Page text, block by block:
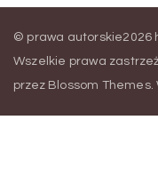
© prawa autorskie2026
Wszelkie prawa
przez Blossom Themes.